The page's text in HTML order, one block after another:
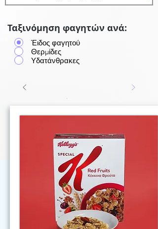
Ταξινόμηση φαγητών ανά:
Έιδος φαγητού
Θερμίδες
Υδατάνθρακες